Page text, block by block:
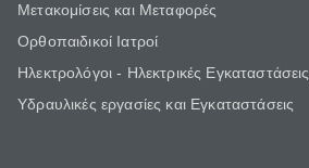
Μετακομίσεις και Μεταφορές
Ορθοπαιδικοί Ιατροί
Ηλεκτρολόγοι - Ηλεκτρικές Εγκαταστάσεις
Υδραυλικές εργασίες και Εγκαταστάσεις